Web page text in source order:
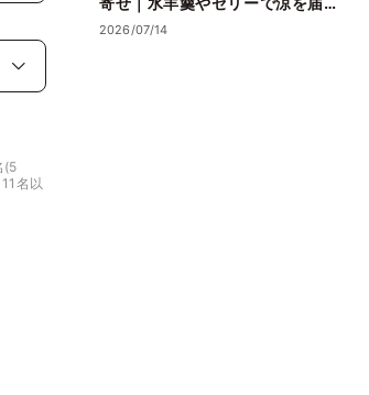
(5
名以
る夏ギフト
2026/07/14